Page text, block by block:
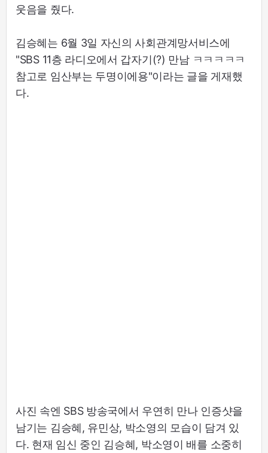
웃음을 줬다.
김승혜는 6월 3일 자신의 사회관계망서비스에
"SBS 11층 라디오에서 갑자기(?) 만남 ㅋㅋㅋㅋㅋ
참고로 임산부는 두명이에용"이라는 글을 게재했
다.
사진 속엔 SBS 방송국에서 우연히 만나 인증샷을
남기는 김승혜, 유민상, 박소영의 모습이 담겨 있
다. 현재 임신 중인 김승혜, 박소영이 배를 소중히